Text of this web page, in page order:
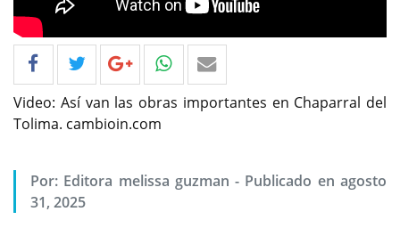
Video: Así van las obras importantes en Chaparral del
Tolima. cambioin.com
Por: Editora melissa guzman - Publicado en agosto
31, 2025